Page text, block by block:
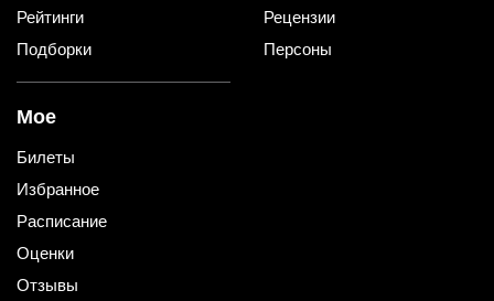
Рейтинги
Подборки
Рецензии
Персоны
Мое
Билеты
Избранное
Расписание
Оценки
Отзывы